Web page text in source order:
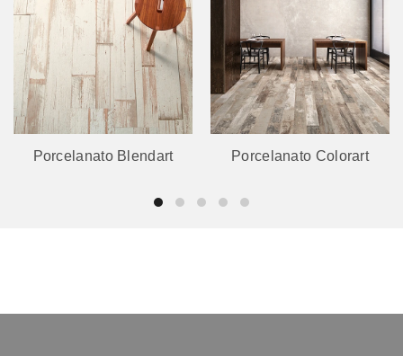
Porcelanato Blendart Porcelanato Colorart